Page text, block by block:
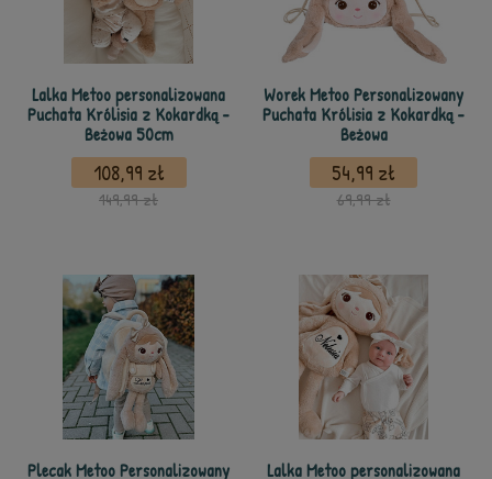
Lalka Metoo personalizowana
Puchata Królisia z Kokardką -
Beżowa 50cm
108,99 zł
149,99 zł
Worek Metoo Personalizowany
Puchata Królisia z Kokardką -
Beżowa
54,99 zł
69,99 zł
Plecak Metoo Personalizowany Lalka Metoo personalizowana